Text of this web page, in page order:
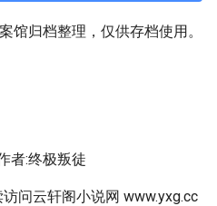
馆归档整理，仅供存档使用。
者:终极叛徒
问云轩阁小说网 www.yxg.cc